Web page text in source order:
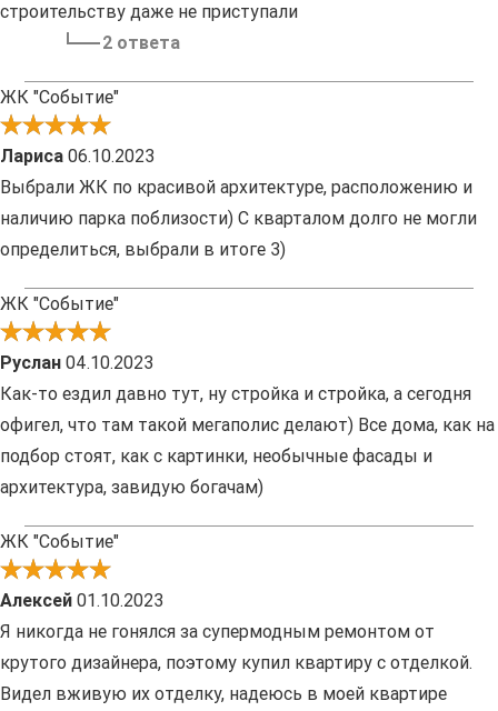
строительству даже не приступали
2 ответа
ЖК "Событие"
Лариса 06.10.2023
Выбрали ЖК по красивой архитектуре, расположению и
наличию парка поблизости) С кварталом долго не могли
определиться, выбрали в итоге 3)
ЖК "Событие"
Руслан 04.10.2023
Как-то ездил давно тут, ну стройка и стройка, а сегодня
офигел, что там такой мегаполис делают) Все дома, как на
подбор стоят, как с картинки, необычные фасады и
архитектура, завидую богачам)
ЖК "Событие"
Алексей 01.10.2023
Я никогда не гонялся за супермодным ремонтом от
крутого дизайнера, поэтому купил квартиру с отделкой.
Видел вживую их отделку, надеюсь в моей квартире